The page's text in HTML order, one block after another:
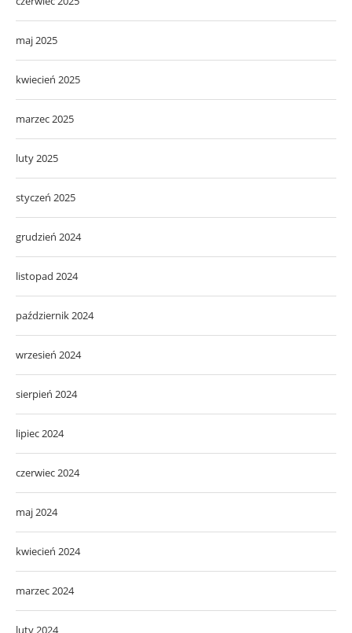
maj 2025
kwiecień 2025
marzec 2025
luty 2025
styczeń 2025
grudzień 2024
listopad 2024
październik 2024
wrzesień 2024
sierpień 2024
lipiec 2024
czerwiec 2024
maj 2024
kwiecień 2024
marzec 2024
luty 2024